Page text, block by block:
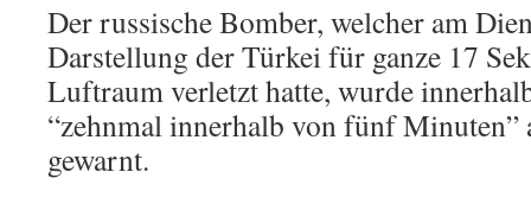
Der russische Bomber, welcher am
Darstellung der Türkei für ganze 17
Luftraum verletzt hatte, wurde
“zehnmal innerhalb von fünf Minuten”
gewarnt.